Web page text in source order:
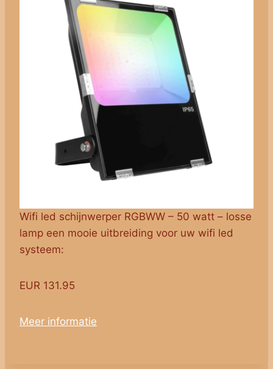
Wifi led schijnwerper RGBWW – 50 watt – losse
lamp een mooie uitbreiding voor uw wifi led
systeem:
EUR 131.95
Meer informatie